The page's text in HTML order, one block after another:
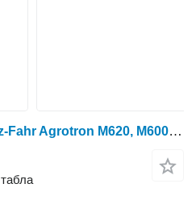
Инструмент табла Deutz-Fahr Agrotron M620, M600, M610,100 Mk3,ttv, X Dash Panel 04429511/10 за тркала трактор